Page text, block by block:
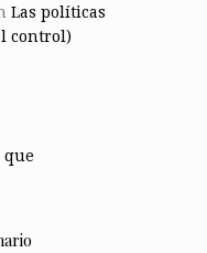
Las políticas
control)
que